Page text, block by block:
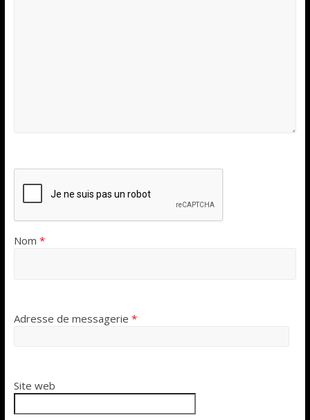
Nom *
Adresse de messagerie *
Site web